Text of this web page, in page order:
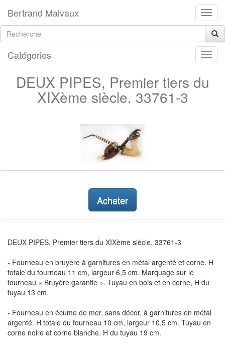
Bertrand Malvaux
Catégories
DEUX PIPES, Premier tiers du
XIXème siècle. 33761-3
Acheter
DEUX PIPES, Premier tiers du XIXème siècle. 33761-3
- Fourneau en bruyère à garnitures en métal argenté et corne. H
totale du fourneau 11 cm, largeur 6,5 cm. Marquage sur le
fourneau « Bruyère garantie ». Tuyau en bois et en corne, H du
tuyau 13 cm.
- Fourneau en écume de mer, sans décor, à garnitures en métal
argenté. H totale du fourneau 10 cm, largeur 10,5 cm. Tuyau en
corne noire et corne blanche. H du tuyau 19 cm.